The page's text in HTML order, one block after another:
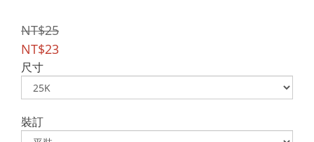
NT$25
NT$23
尺寸
裝訂